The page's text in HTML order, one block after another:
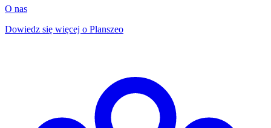
O nas
Dowiedz się więcej o Planszeo